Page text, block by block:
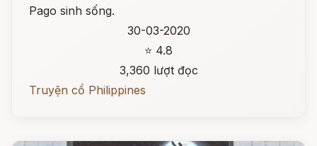
Pago sinh sống.
30-03-2020
⭐ 4.8
3,360 lượt đọc
Truyện cổ Philippines